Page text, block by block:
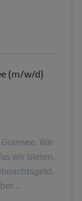
(m/w/d)
Wir
wir bieten.